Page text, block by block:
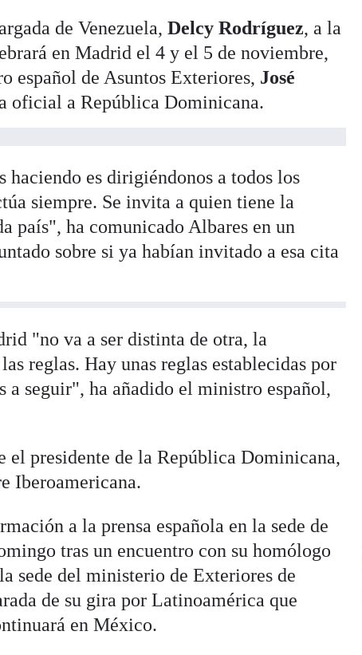
de Venezuela,Delcy Rodríguez, a la
en Madrid el 4 y el 5 de noviembre,
español de Asuntos Exteriores, José
oficial a República Dominicana.
haciendo es dirigiéndonos a todos los
siempre. Se invita a quien tiene la
país", ha comunicado Albares en un
sobre si ya habían invitado a esa cita
"no va a ser distinta de otra, la
reglas. Hay unas reglas establecidas por
a seguir", ha añadido el ministro español,
el presidente de la República Dominicana,
Iberoamericana.
a la prensa española en la sede de
tras un encuentro con su homólogo
sede del ministerio de Exteriores de
de su gira por Latinoamérica que
en México.